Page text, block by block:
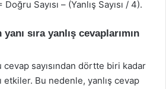
Sayısı – (Yanlış Sayısı / 4).
sıra yanlış cevaplarımın
cevap sayısından dörtte biri kadar
etkiler. Bu nedenle, yanlış cevap